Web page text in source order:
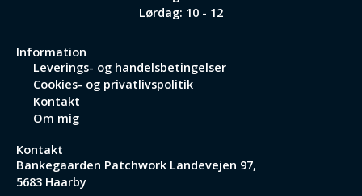
Lørdag: 10 - 12
Information
Leverings- og handelsbetingelser
Cookies- og privatlivspolitik
Kontakt
Om mig
Kontakt
Bankegaarden Patchwork Landevejen 97,
5683 Haarby